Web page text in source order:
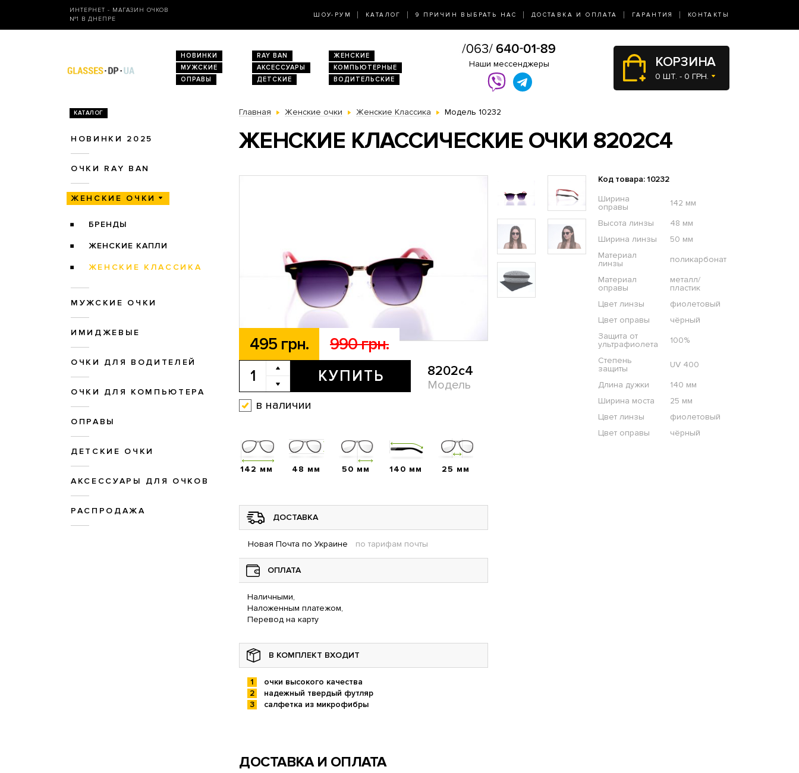
ИНТЕРНЕТ - МАГАЗИН ОЧКОВ
№1 В ДНЕПРЕ
ШОУ-РУМ КАТАЛОГ 9 ПРИЧИН ВЫБРАТЬ НАС ДОСТАВКА И ОПЛАТА ГАРАНТИЯ КОНТАКТЫ
НОВИНКИ RAY BAN
ЖЕНСКИЕ
МУЖСКИЕ
АКСЕССУАРЫ
КОМПЬЮТЕРНЫЕ
ОПРАВЫ
ДЕТСКИЕ ВОДИТЕЛЬСКИЕ
Наши мессенджеры КОРЗИНА
0 ШТ. - 0 ГРН.
КАТАЛОГ
НОВИНКИ 2025
ОЧКИ RAY BAN
ЖЕНСКИЕ ОЧКИ
БРЕНДЫ
ЖЕНСКИЕ КАПЛИ
ЖЕНСКИЕ КЛАССИКА
МУЖСКИЕ ОЧКИ
ИМИДЖЕВЫЕ
ОЧКИ ДЛЯ ВОДИТЕЛЕЙ
ОЧКИ ДЛЯ КОМПЬЮТЕРА
ОПРАВЫ
ДЕТСКИЕ ОЧКИ
АКСЕССУАРЫ ДЛЯ ОЧКОВ
РАСПРОДАЖА
Главная Женские очки Женские Классика Модель 10232
ЖЕНСКИЕ КЛАССИЧЕСКИЕ ОЧКИ 8202C4
495 грн. 990 грн.
КУПИТЬ 8202c4
Модель
в наличии
Код товара: 10232
Ширина
оправы
142 мм
Высота линзы
48 мм
Ширина линзы
50 мм
Материал
линзы
поликарбонат
Материал
оправы
металл/
пластик
Цвет линзы
фиолетовый
Цвет оправы
чёрный
Защита от
ультрафиолета
100%
Степень
защиты
UV 400
Длина дужки
140 мм
Ширина моста
25 мм
Цвет линзы
фиолетовый
Цвет оправы
чёрный
142 мм 48 мм 50 мм 140 мм 25 мм
ДОСТАВКА
Новая Почта по Украине по тарифам почты
ОПЛАТА
Наличными,
Наложенным платежом,
Перевод на карту
В КОМПЛЕКТ ВХОДИТ
очки высокого качества
надежный твердый футляр
салфетка из микрофибры
ДОСТАВКА И ОПЛАТА